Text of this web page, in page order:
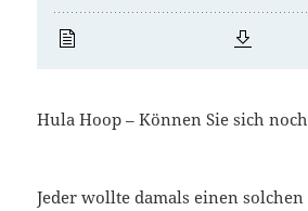
Hula Hoop – Können Sie sich
Jeder wollte damals einen